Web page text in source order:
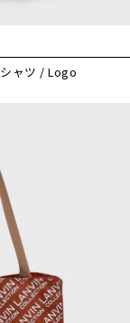
ャツ / Logo